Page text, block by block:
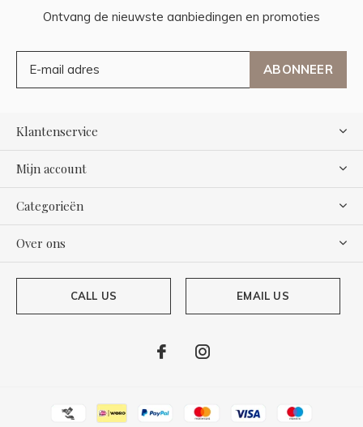
Ontvang de nieuwste aanbiedingen en promoties
ABONNEER
Klantenservice
Mijn account
Categorieën
Over ons
CALL US EMAIL US